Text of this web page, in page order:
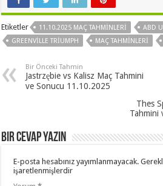
Etiketler 11.10.2025 MAÇ TAHMINLERI ABD
GREENVILLE TRIUMPH
MAÇ TAHMINLERI
Bir Önceki Tahmin
Jastrzębie vs Kalisz Maç Tahmini
ve Sonucu 11.10.2025
Thes
Tahmini
Bir cevap yazın
E-posta hesabınız yayımlanmayacak.
işaretlenmişlerdir